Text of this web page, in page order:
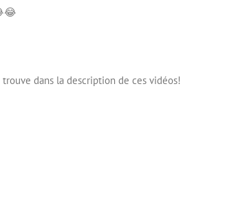
dans la description de ces vidéos!